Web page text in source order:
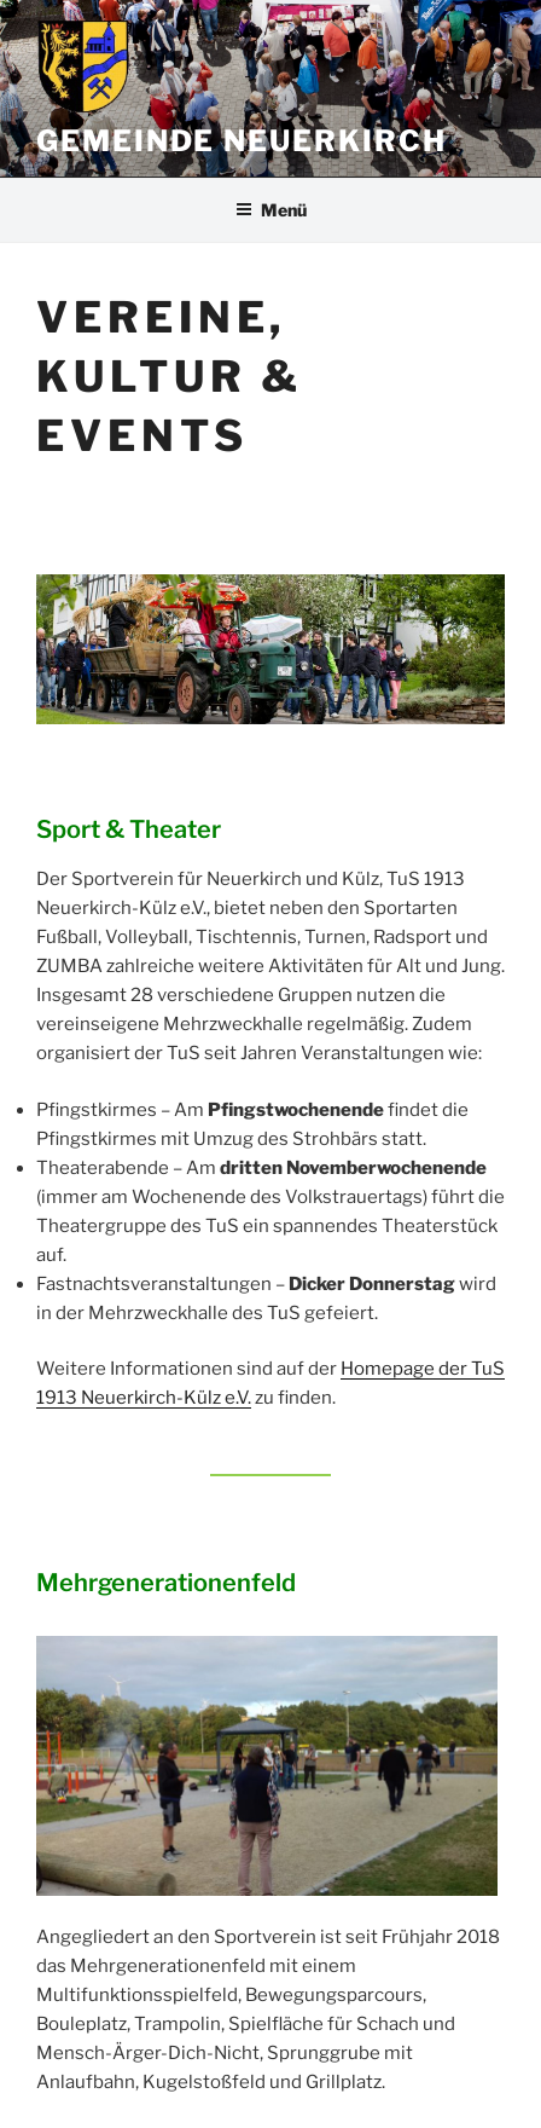
Zum
Inhalt
springen
GEMEINDE NEUERKIRCH
Menü
VEREINE,
KULTUR &
EVENTS
Sport & Theater
Der Sportverein für Neuerkirch und Külz, TuS 1913
Neuerkirch-Külz e.V., bietet neben den Sportarten
Fußball, Volleyball, Tischtennis, Turnen, Radsport und
ZUMBA zahlreiche weitere Aktivitäten für Alt und Jung.
Insgesamt 28 verschiedene Gruppen nutzen die
vereinseigene Mehrzweckhalle regelmäßig. Zudem
organisiert der TuS seit Jahren Veranstaltungen wie:
Pfingstkirmes – Am Pfingstwochenendefindet die
Pfingstkirmes mit Umzug des Strohbärs statt.
Theaterabende – Am dritten Novemberwochenende
(immer am Wochenende des Volkstrauertags) führt die
Theatergruppe des TuS ein spannendes Theaterstück
auf.
Fastnachtsveranstaltungen – Dicker Donnerstagwird
in der Mehrzweckhalle des TuS gefeiert.
Weitere Informationen sind auf der Homepage der TuS
1913 Neuerkirch-Külz e.V.zu finden.
Mehrgenerationenfeld
Angegliedert an den Sportverein ist seit Frühjahr 2018
das Mehrgenerationenfeld mit einem
Multifunktionsspielfeld, Bewegungsparcours,
Bouleplatz, Trampolin, Spielfläche für Schach und
Mensch-Ärger-Dich-Nicht, Sprunggrube mit
Anlaufbahn, Kugelstoßfeld und Grillplatz.